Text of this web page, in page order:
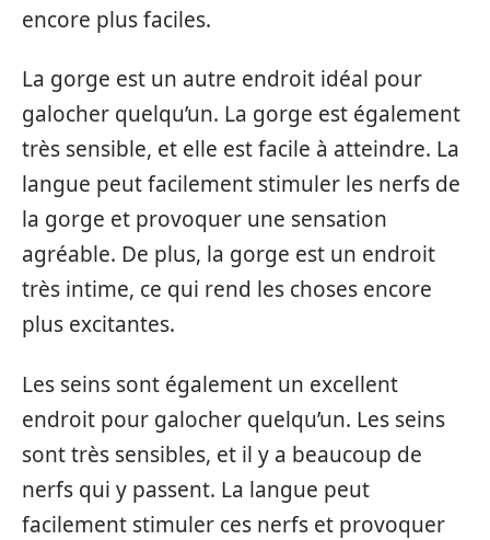
encore plus faciles.
La gorge est un autre endroit idéal pour
galocher quelqu’un. La gorge est également
très sensible, et elle est facile à atteindre. La
langue peut facilement stimuler les nerfs de
la gorge et provoquer une sensation
agréable. De plus, la gorge est un endroit
très intime, ce qui rend les choses encore
plus excitantes.
Les seins sont également un excellent
endroit pour galocher quelqu’un. Les seins
sont très sensibles, et il y a beaucoup de
nerfs qui y passent. La langue peut
facilement stimuler ces nerfs et provoquer